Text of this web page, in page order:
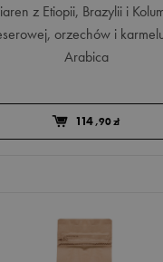
zł –
Maksimum
z Etiopii, Brazylii i
orzechów i
Arabica
114,90 zł